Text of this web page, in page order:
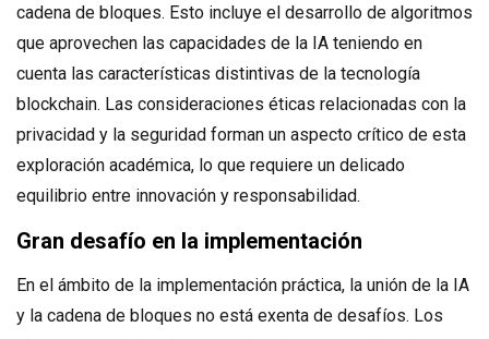
cadena de bloques. Esto incluye el desarrollo de algoritmos
que aprovechen las capacidades de la IA teniendo en
cuenta las características distintivas de la tecnología
blockchain. Las consideraciones éticas relacionadas con la
privacidad y la seguridad forman un aspecto crítico de esta
exploración académica, lo que requiere un delicado
equilibrio entre innovación y responsabilidad.
Gran desafío en la implementación
En el ámbito de la implementación práctica, la unión de la IA
y la cadena de bloques no está exenta de desafíos. Los